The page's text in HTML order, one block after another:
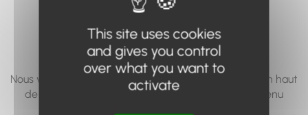
accéder n'existe
pas... ou plus.
Nous vous invitons à utiliser le moteur de recherche en haut
de page, ou à utiliser le menu pour trouver le contenu
This site uses cookies
and gives you control
over what you want to
activate